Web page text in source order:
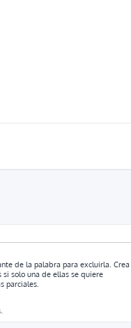
de la palabra para excluirla. Crea
si solo una de ellas se quiere
parciales.